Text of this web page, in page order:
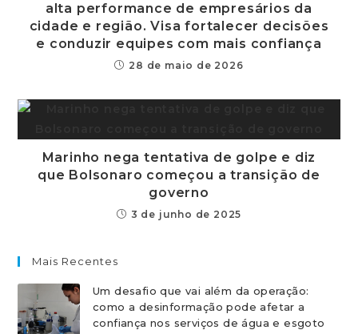
alta performance de empresários da
cidade e região. Visa fortalecer decisões
e conduzir equipes com mais confiança
28 de maio de 2026
Marinho nega tentativa de golpe e diz
que Bolsonaro começou a transição de
governo
3 de junho de 2025
Mais Recentes
Um desafio que vai além da operação:
como a desinformação pode afetar a
confiança nos serviços de água e esgoto